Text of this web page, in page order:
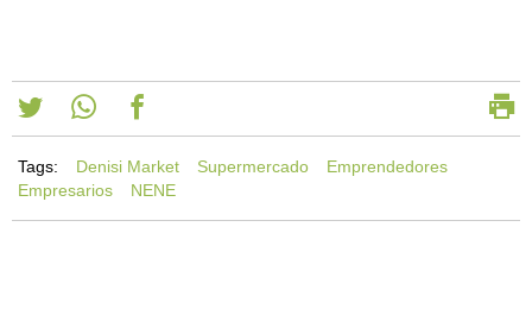
Tags: Denisi Market Supermercado
Emprendedores
Empresarios
NENE